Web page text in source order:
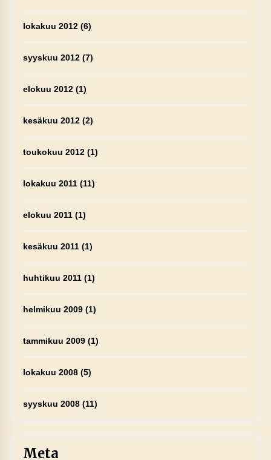
lokakuu 2012(6)
syyskuu 2012(7)
elokuu 2012(1)
kesäkuu 2012(2)
toukokuu 2012(1)
lokakuu 2011(11)
elokuu 2011(1)
kesäkuu 2011(1)
huhtikuu 2011(1)
helmikuu 2009(1)
tammikuu 2009(1)
lokakuu 2008(5)
syyskuu 2008(11)
Meta